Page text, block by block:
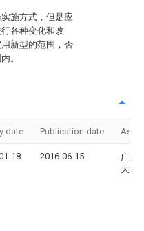
施方式，但是应
各种变化和改
新型的范围，否
。
date Publication date
18 2016-06-15
广东
大学